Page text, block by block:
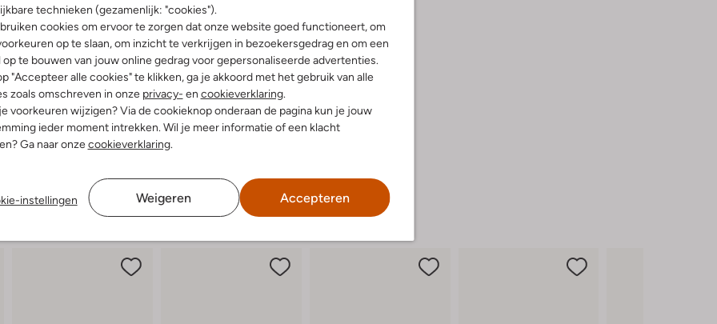
technieken (gezamenlijk: "cookies").
cookies om ervoor te zorgen dat onze website goed functioneert, om
op te slaan, om inzicht te verkrijgen in bezoekersgedrag en om een
op te bouwen van jouw online gedrag voor gepersonaliseerde advertenties.
"Accepteer alle cookies" te klikken, ga je akkoord met het gebruik van alle
zoals omschreven in onze privacy- en cookieverklaring.
voorkeuren wijzigen? Via de cookieknop onderaan de pagina kun je jouw
ieder moment intrekken. Wil je meer informatie of een klacht
Ga naar onzecookieverklaring.
instellingen Weigeren Accepteren